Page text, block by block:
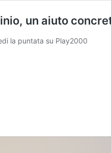
un aiuto
la puntata su Play2000